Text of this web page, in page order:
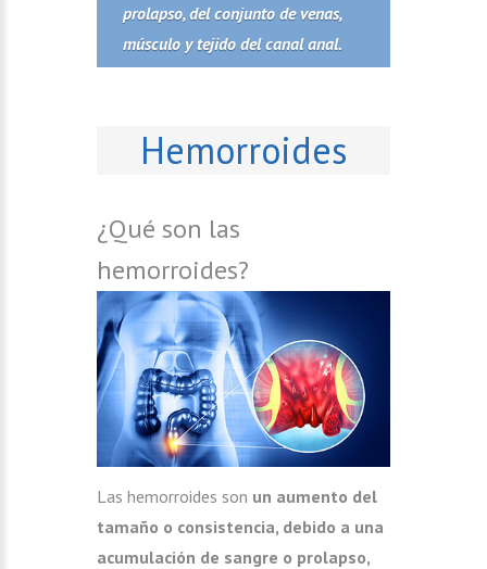
prolapso, del conjunto de venas,
músculo y tejido del canal anal.
Hemorroides
¿Qué son las
hemorroides?
Las hemorroides son un aumento del
tamaño o consistencia, debido a una
acumulación de sangre o prolapso,